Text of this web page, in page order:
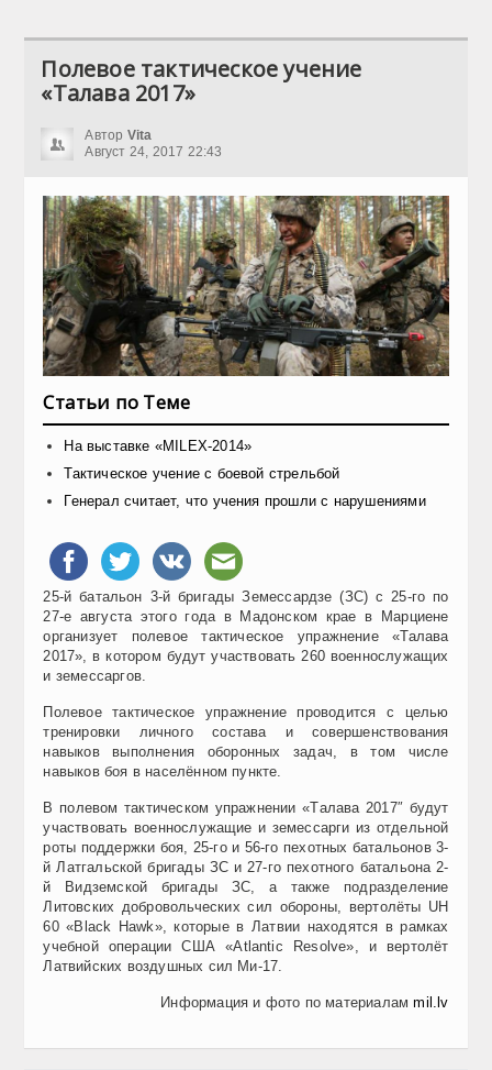
Полевое тактическое учение
«Талава 2017»
Автор Vita
Август 24, 2017 22:43
Статьи по Теме
На выставке «MILEX-2014»
Тактическое учение с боевой стрельбой
Генерал считает, что учения прошли с нарушениями
25-й батальон 3-й бригады Земессардзе (ЗС) с 25-го по
27-е августа этого года в Мадонском крае в Марциене
организует полевое тактическое упражнение «Талава
2017», в котором будут участвовать 260 военнослужащих
и земессаргов.
Полевое тактическое упражнение проводится с целью
тренировки личного состава и совершенствования
навыков выполнения оборонных задач, в том числе
навыков боя в населённом пункте.
В полевом тактическом упражнении «Tалава 2017″ будут
участвовать военнослужащие и земессарги из отдельной
роты поддержки боя, 25-го и 56-го пехотных батальонов 3-
й Латгальской бригады ЗС и 27-го пехотного батальона 2-
й Видземской бригады ЗС, а также подразделение
Литовских добровольческих сил обороны, вертолёты UH
60 «Black Hawk», которые в Латвии находятся в рамках
учебной операции США «Atlantic Resolve», и вертолёт
Латвийских воздушных сил Mи-17.
Информация и фото по материаламmil.lv